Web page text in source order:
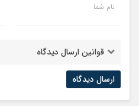
نام شما
قوانین ارسال دیدگاه